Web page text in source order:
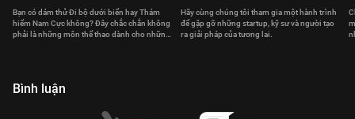
Bạn có dám thử Đi bộ dưới biển hay Thám
hiểm Nam Cực không? Đây chắc chắn không
phải là những môn thể thao dành cho những
Hãy cùng chúng tôi tham gia một hành trình
để gặp gỡ những startup, kỹ sư và người tạo
ra giải pháp của tương lai.
Bình luận